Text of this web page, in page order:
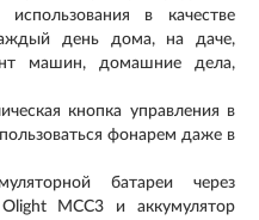
в качестве
день дома, на даче,
машин, домашние дела,
кнопка управления в
фонарем даже в
батареи через
MCC3 и аккумулятор